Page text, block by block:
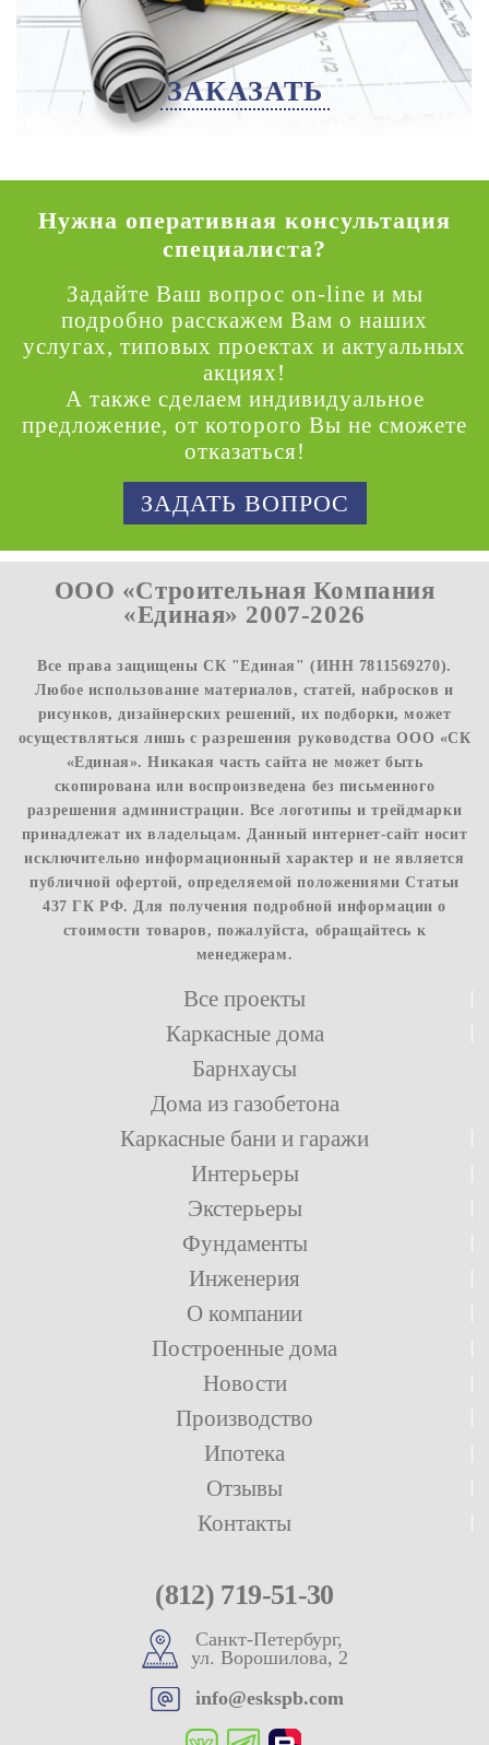
ЗАКАЗАТЬ
Нужна оперативная консультация
специалиста?
Задайте Ваш вопрос on-line и мы
подробно расскажем Вам о наших
услугах, типовых проектах и актуальных
акциях!
А также сделаем индивидуальное
предложение, от которого Вы не сможете
отказаться!
ЗАДАТЬ ВОПРОС
ООО «Строительная Компания
«Единая» 2007-2026
Все права защищены СК "Единая" (ИНН 7811569270).
Любое использование материалов, статей, набросков и
рисунков, дизайнерских решений, их подборки, может
осуществляться лишь с разрешения руководства ООО «СК
«Единая». Никакая часть сайта не может быть
скопирована или воспроизведена без письменного
разрешения администрации. Все логотипы и трейдмарки
принадлежат их владельцам. Данный интернет-сайт носит
исключительно информационный характер и не является
публичной офертой, определяемой положениями Статьи
437 ГК РФ. Для получения подробной информации о
стоимости товаров, пожалуйста, обращайтесь к
менеджерам.
Все проекты
Каркасные дома
Барнхаусы
Дома из газобетона
Каркасные бани и гаражи
Интерьеры
Экстерьеры
Фундаменты
Инженерия
О компании
Построенные дома
Новости
Производство
Ипотека
Отзывы
Контакты
(812) 719-51-30
Санкт-Петербург,
ул. Ворошилова, 2
info@eskspb.com